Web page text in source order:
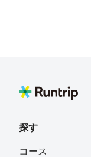
探す
コース